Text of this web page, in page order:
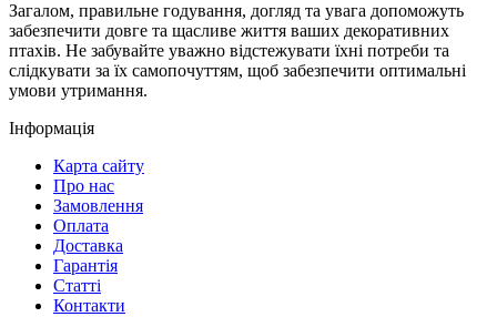
Загалом, правильне годування, догляд та увага допоможуть
забезпечити довге та щасливе життя ваших декоративних
птахів. Не забувайте уважно відстежувати їхні потреби та
слідкувати за їх самопочуттям, щоб забезпечити оптимальні
умови утримання.
Інформація
Карта сайту
Про нас
Замовлення
Оплата
Доставка
Гарантія
Статті
Контакти